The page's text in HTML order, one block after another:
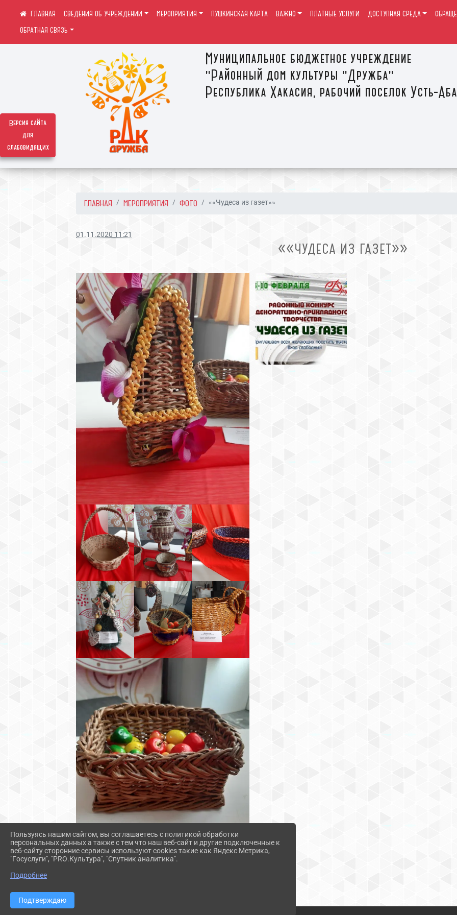
Версия сайта
для
слабовидящих
Муниципальное бюджетное учреждение
"Районный дом культуры "Дружба"
Республика Хакасия, рабочий поселок Усть-
СВЕДЕНИЯ ОБ УЧРЕЖДЕНИИ МЕРОПРИЯТИЯ ПУШКИНСКАЯ КАРТА ВАЖНО ПЛАТНЫЕ УСЛУГИ ДОСТУПНАЯ СРЕДА
ОБРАТНАЯ СВЯЗЬ
ГЛАВНАЯ МЕРОПРИЯТИЯ ФОТО ««Чудеса из газет»»
01.11.2020 11:21
««ЧУДЕСА ИЗ ГАЗЕТ»»
Пользуясь нашим сайтом, вы соглашаетесь с политикой обработки
персональных данных а также с тем что наш веб-сайт и другие подключенные к
веб-сайту сторонние сервисы используют cookies такие как Яндекс Метрика,
"Госуслуги", "PRO.Культура", "Спутник аналитика".
Подробнее
Подтверждаю